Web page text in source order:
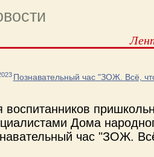
Познавательный час "ЗОЖ. Всё,
воспитанников
Дома
час "ЗОЖ.